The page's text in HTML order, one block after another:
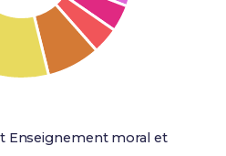
Enseignement moral et